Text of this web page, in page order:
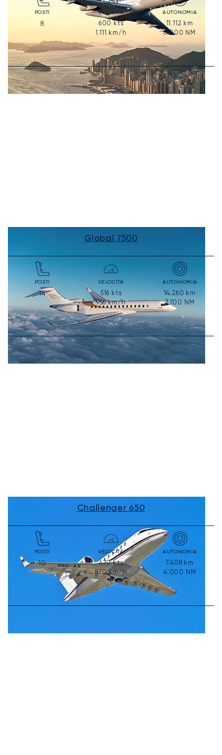
POSTI
8
VELOCITÀ
600kts
1.111 km/h
AUTONOMIA
11.112 km
6.000 NM
Global 7500
POSTI
14
VELOCITÀ
516 kts
956km/h
AUTONOMIA
14.260 km
7.700 NM
Challenger 650
POSTI
10
VELOCITÀ
470kts
870km/h
AUTONOMIA
7.408 km
4.000 NM